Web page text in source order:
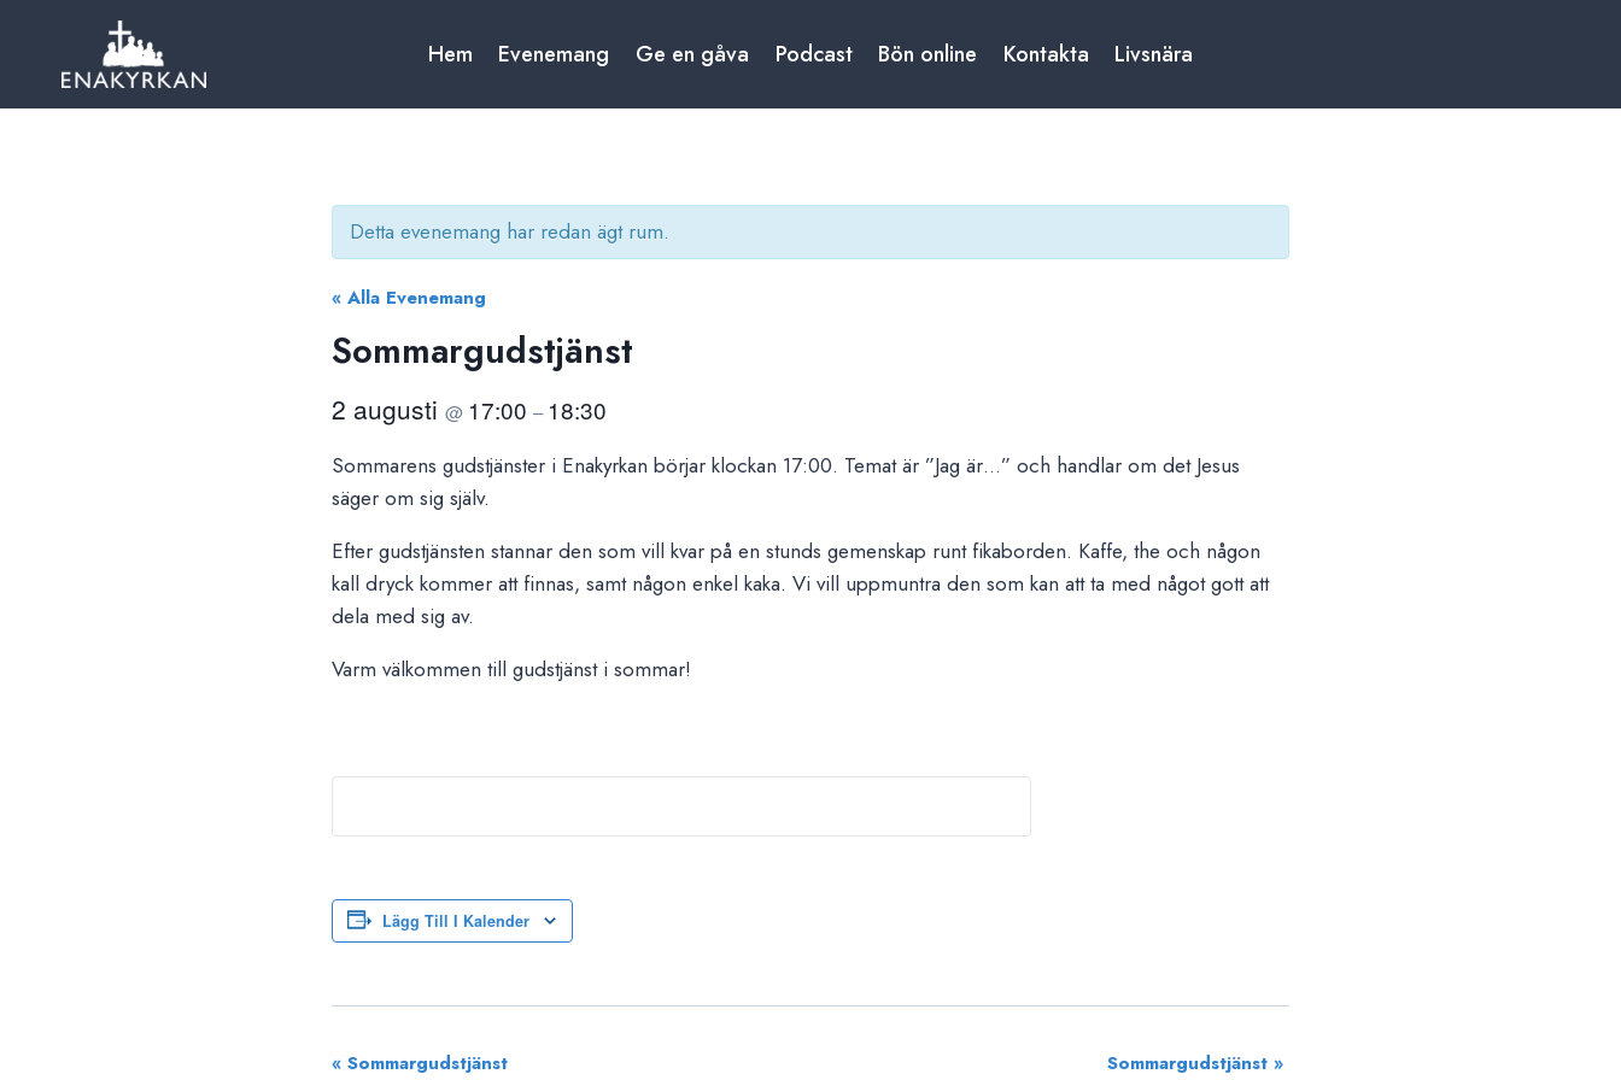
content
Hem Evenemang Ge en gåva Podcast Bön online Kontakta Livsnära
Detta evenemang har redan ägt rum.
« Alla Evenemang
Sommargudstjänst
2 augusti @ 17:00 – 18:30
Sommarens gudstjänster i Enakyrkan börjar klockan 17:00. Temat är ”Jag är…” och handlar om det Jesus
säger om sig själv.
Efter gudstjänsten stannar den som vill kvar på en stunds gemenskap runt fikaborden. Kaffe, the och någon
kall dryck kommer att finnas, samt någon enkel kaka. Vi vill uppmuntra den som kan att ta med något gott att
dela med sig av.
Varm välkommen till gudstjänst i sommar!
Lägg Till I Kalender
Evenemang-
« Sommargudstjänst Sommargudstjänst »